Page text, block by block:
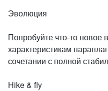
Эволюция
Попробуйте что-то новое
характеристикам
сочетании с полной
Hike & fly